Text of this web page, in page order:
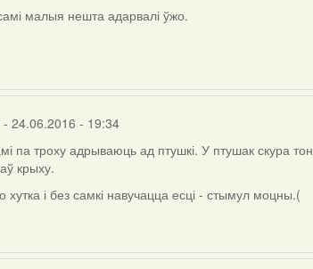
малыя нешта адарвалі ўжо.
- 24.06.2016 - 19:34
па троху адрываюць ад птушкі. У птушак скура
крыху.
хутка і без самкі навучацца есці - стымул моцны.(